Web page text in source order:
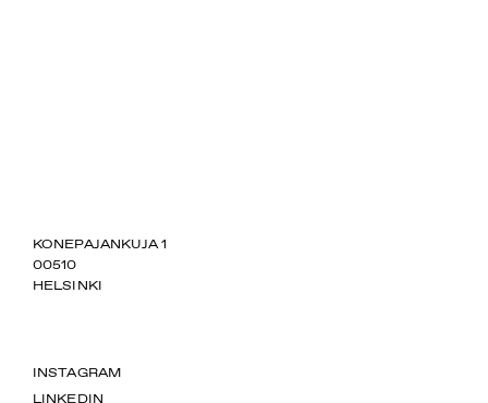
SUOMIAREENA
KONEPAJANKUJA 1
00510
HELSINKI
INSTAGRAM
LINKEDIN